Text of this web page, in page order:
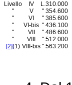
Livello IV L.310.000
"
V " 354.600
"
VI " 385.600
"
VI-bis " 436.100
"
VII " 486.600
"
VIII " 512.000
[2](1) VIII-bis " 563.200